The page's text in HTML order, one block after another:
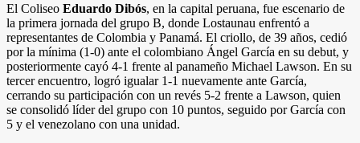
El Coliseo Eduardo Dibós, en la capital peruana, fue escenario de
la primera jornada del grupo B, donde Lostaunau enfrentó a
representantes de Colombia y Panamá. El criollo, de 39 años, cedió
por la mínima (1-0) ante el colombiano Ángel García en su debut, y
posteriormente cayó 4-1 frente al panameño Michael Lawson. En su
tercer encuentro, logró igualar 1-1 nuevamente ante García,
cerrando su participación con un revés 5-2 frente a Lawson, quien
se consolidó líder del grupo con 10 puntos, seguido por García con
5 y el venezolano con una unidad.